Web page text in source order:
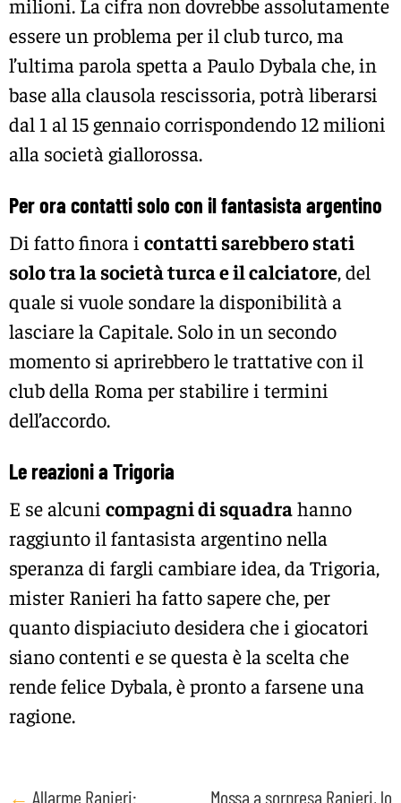
essere un problema per il club turco, ma
l’ultima parola spetta a Paulo Dybala che, in
base alla clausola rescissoria, potrà liberarsi
dal 1 al 15 gennaio corrispondendo 12 milioni
alla società giallorossa.
Per ora contatti solo con il fantasista argentino
Di fatto finora i contatti sarebbero stati
solo tra la società turca e il calciatore, del
quale si vuole sondare la disponibilità a
lasciare la Capitale. Solo in un secondo
momento si aprirebbero le trattative con il
club della Roma per stabilire i termini
dell’accordo.
Le reazioni a Trigoria
E se alcuni compagni di squadrahanno
raggiunto il fantasista argentino nella
speranza di fargli cambiare idea, da Trigoria,
mister Ranieri ha fatto sapere che, per
quanto dispiaciuto desidera che i giocatori
siano contenti e se questa è la scelta che
rende felice Dybala, è pronto a farsene una
ragione.
← Allarme Ranieri:
Mossa a sorpresa Ranieri, lo